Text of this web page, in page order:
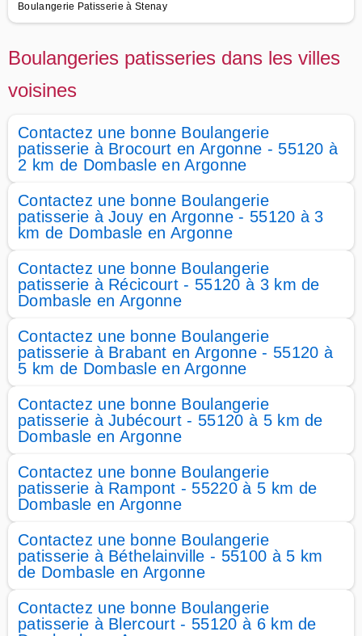
Boulangerie Patisserie à Stenay
Boulangeries patisseries dans les villes
voisines
Contactez une bonne Boulangerie
patisserie à Brocourt en Argonne - 55120 à
2 km de Dombasle en Argonne
Contactez une bonne Boulangerie
patisserie à Jouy en Argonne - 55120 à 3
km de Dombasle en Argonne
Contactez une bonne Boulangerie
patisserie à Récicourt - 55120 à 3 km de
Dombasle en Argonne
Contactez une bonne Boulangerie
patisserie à Brabant en Argonne - 55120 à
5 km de Dombasle en Argonne
Contactez une bonne Boulangerie
patisserie à Jubécourt - 55120 à 5 km de
Dombasle en Argonne
Contactez une bonne Boulangerie
patisserie à Rampont - 55220 à 5 km de
Dombasle en Argonne
Contactez une bonne Boulangerie
patisserie à Béthelainville - 55100 à 5 km
de Dombasle en Argonne
Contactez une bonne Boulangerie
patisserie à Blercourt - 55120 à 6 km de